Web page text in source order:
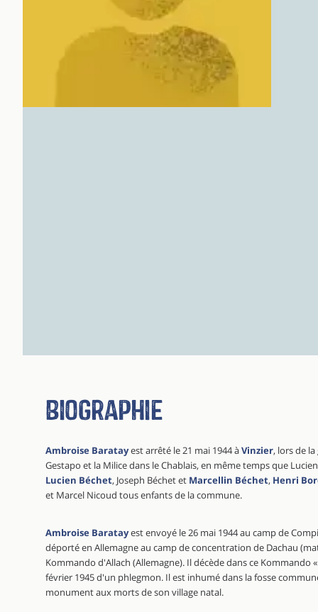
Biographie
Ambroise Baratayest arrêté le 21 mai 1944 àVinzier, lors de
Gestapo et la Milice dans le Chablais, en même temps que
Lucien Béchet, Joseph Béchet et Marcellin Béchet, Henri
et Marcel Nicoud tous enfants de la commune.
Ambroise Baratayest envoyé le 26 mai 1944 au camp de
déporté en Allemagne au camp de concentration de Dachau
Kommando d'Allach (Allemagne). Il décède dans ce Kommando
février 1945 d'un phlegmon. Il est inhumé dans la fosse
monument aux morts de son village natal.